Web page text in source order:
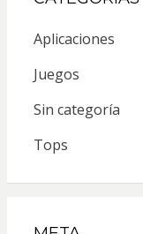
Aplicaciones
Juegos
Sin categoría
Tops